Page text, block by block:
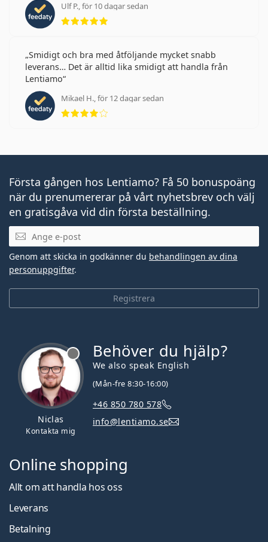
Ulf P., för 10 dagar sedan
Betyg 5 av 5
Smidigt och bra med åtföljande mycket snabb
leverans… Det är alltid lika smidigt att handla från
Lentiamo
Mikael H., för 12 dagar sedan
Betyg 4 av 5
Första gången hos Lentiamo? Få 50 bonuspoäng
när du prenumererar på vårt nyhetsbrev och välj
en gratisgåva vid din första beställning.
Mejladress
Registrera
Genom att skicka in godkänner du behandlingen av dina
personuppgifter.
Niclas
Kontakta mig
Behöver du hjälp?
We also speak English
(Mån-fre 8:30-16:00)
+46 850 780 578
info@lentiamo.se
Online shopping
Allt om att handla hos oss
Leverans
Betalning